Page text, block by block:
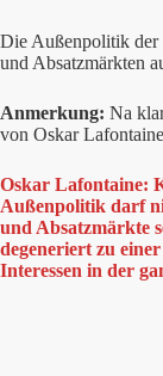
Die Außenpolitik der
und Absatzmärkten
Anmerkung: Na
von Oskar
Oskar Lafontaine:
Außenpolitik darf
und Absatzmärkte
degeneriert zu
Interessen in der